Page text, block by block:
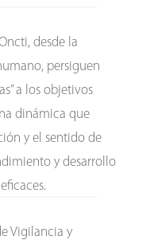
desde la
persiguen
a los objetivos
dinámica que
y el sentido de
y desarrollo
Vigilancia y